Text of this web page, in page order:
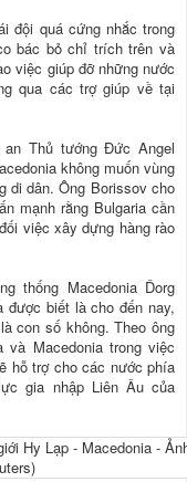
đội quá cứng nhắc trong
bác bỏ chỉ trích trên và
việc giúp đỡ những nước
qua các trợ giúp về tại
Thủ tướng Đức Angel
không muốn vùng
di dân. Ông Borissov cho
mạnh rằng Bulgaria cần
việc xây dựng hàng rào
thống Macedonia Ďorg
biết là cho đến nay,
con số không. Theo ông
và Macedonia trong việc
hỗ trợ cho các nước phía
gia nhập Liên Âu của